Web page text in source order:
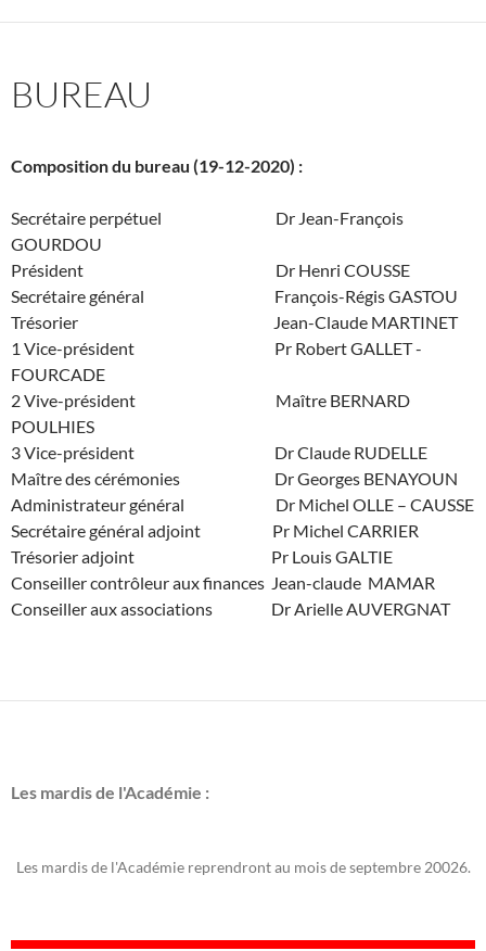
BUREAU
Composition du bureau (19-12-2020) :
Secrétaire perpétuel Dr Jean-François
GOURDOU
Président Dr Henri COUSSE
Secrétaire général François-Régis GASTOU
Trésorier Jean-Claude MARTINET
1 Vice-président Pr Robert GALLET -
FOURCADE
2 Vive-président Maître BERNARD
POULHIES
3 Vice-président Dr Claude RUDELLE
Maître des cérémonies Dr Georges BENAYOUN
Administrateur général Dr Michel OLLE – CAUSSE
Secrétaire général adjoint Pr Michel CARRIER
Trésorier adjoint Pr Louis GALTIE
Conseiller contrôleur aux finances Jean-claude MAMAR
Conseiller aux associations Dr Arielle AUVERGNAT
Les mardis de l'Académie :
Les mardis de l'Académie reprendront au mois de septembre 20026.